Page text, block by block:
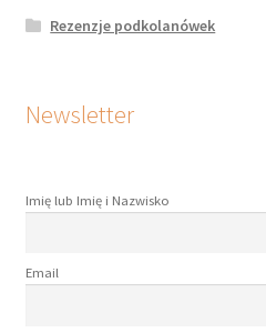
Rezenzje podkolanówek
Newsletter
Imię lub Imię i Nazwisko
Email